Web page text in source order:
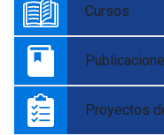
Cursos
Proyectos